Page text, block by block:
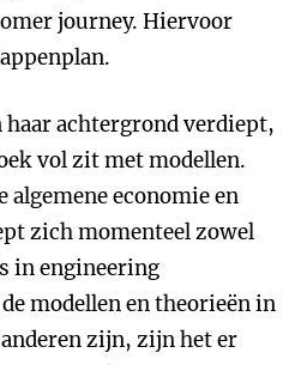
journey. Hiervoor
haar achtergrond verdiept,
vol zit met modellen.
algemene economie en
zich momenteel zowel
in engineering
modellen en theorieën in
zijn, zijn het er